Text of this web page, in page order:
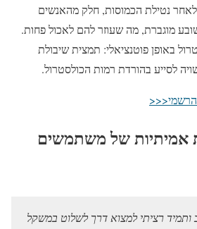
נטילת הכמוסות, חלק מהאנשים
מוגברת, מה שעוזר להם לאכול פחות.
באופן פוטנציאלי: תמצית שיבולת
אמיתיות של משתמשים
ותמיד רציתי למצוא דרך לשלוט במשקל